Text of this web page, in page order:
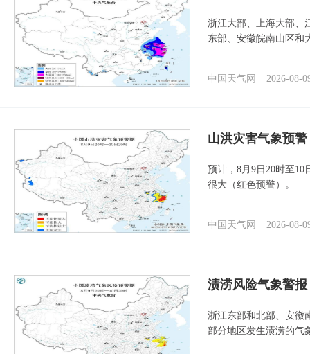
浙江大部、上海大部、
东部、安徽皖南山区和
中国天气网 2026-08-
山洪灾害气象预
预计，8月9日20时至
很大（红色预警）。
中国天气网 2026-08-
渍涝风险气象警
浙江东部和北部、安徽
部分地区发生渍涝的气